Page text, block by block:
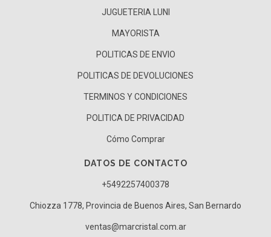
JUGUETERIA LUNI
MAYORISTA
POLITICAS DE ENVIO
POLITICAS DE DEVOLUCIONES
TERMINOS Y CONDICIONES
POLITICA DE PRIVACIDAD
Cómo Comprar
DATOS DE CONTACTO
+5492257400378
Chiozza 1778, Provincia de Buenos Aires, San Bernardo
ventas@marcristal.com.ar